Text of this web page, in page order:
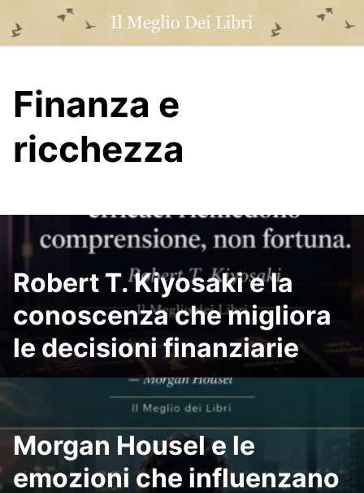
content
Finanza e
ricchezza
Robert T. Kiyosaki e la
conoscenza che migliora
le decisioni finanziarie
Morgan Housel e le
emozioni che influenzano